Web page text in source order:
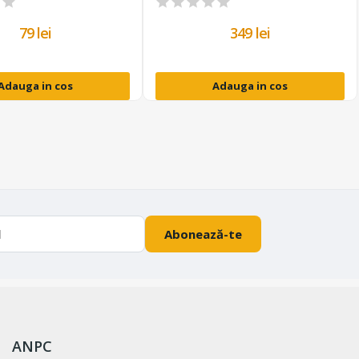
79 lei
in cos
349 lei
Adauga in cos
Abonează-te
ANPC